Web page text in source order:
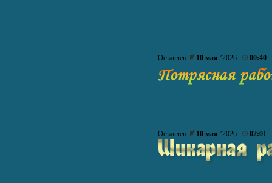
Оставлен: 10 мая ’2026 00:40
Оставлен: 10 мая ’2026 02:01